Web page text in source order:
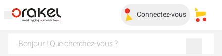
Connectez-vous Mes